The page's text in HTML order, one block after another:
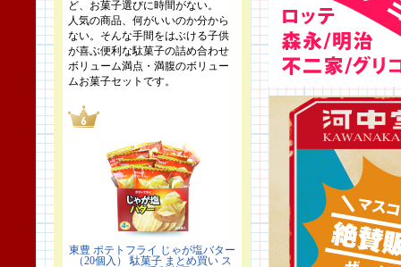
ど、お菓子選びに時間がない。
人気の商品、何がいいのか分から
ない。そんな手間をはぶける子供
が喜ぶ便利な駄菓子の詰め合わせ
ボリューム満点・満腹のボリュー
ムお菓子セットです。
東豊 ポテトフライ じゃが塩バター
（20個入） 駄菓子 まとめ買い ス